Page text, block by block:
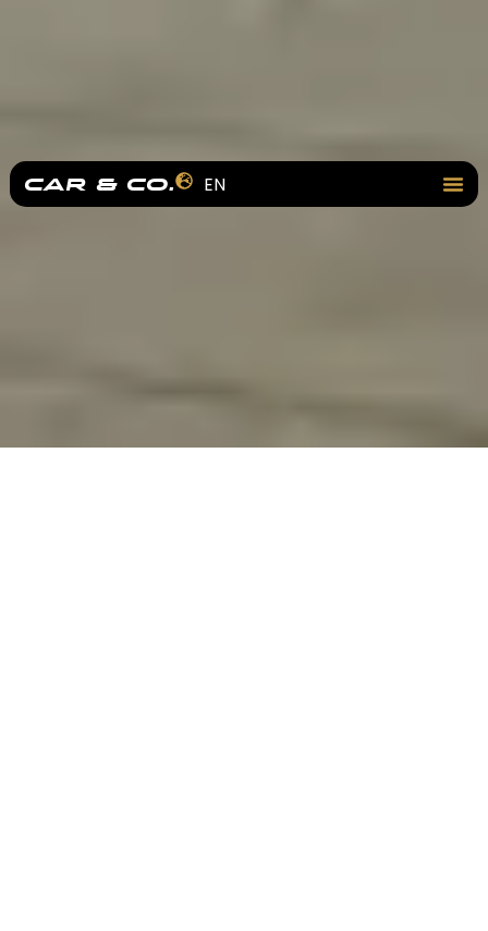
CAR &CO. EN